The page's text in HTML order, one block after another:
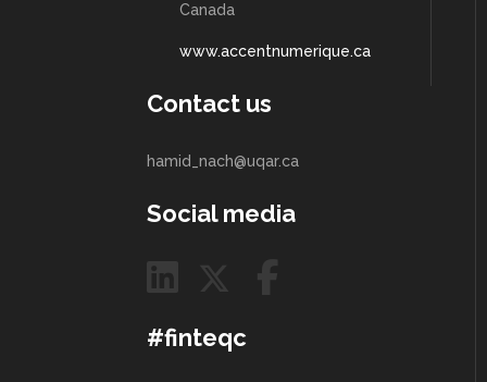
Canada
www.accentnumerique.ca
Contact us
hamid_nach@uqar.ca
Social media
#finteqc